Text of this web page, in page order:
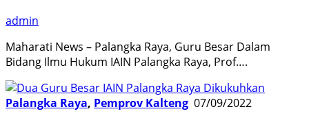
admin
Maharati News – Palangka Raya, Guru Besar Dalam
Bidang Ilmu Hukum IAIN Palangka Raya, Prof….
Palangka Raya, Pemprov Kalteng 07/09/2022